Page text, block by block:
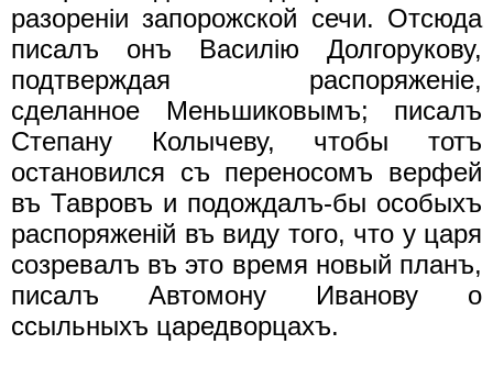
разоренiи запорожской сечи. Отсюда
писалъ онъ Василiю Долгорукову,
подтверждая распоряженiе,
сделанное Меньшиковымъ; писалъ
Степану Колычеву, чтобы тотъ
остановился съ переносомъ верфей
въ Тавровъ и подождалъ-бы особыхъ
распоряженiй въ виду того, что у царя
созревалъ въ это время новый планъ,
писалъ Автомону Иванову о
ссыльныхъ царедворцахъ.